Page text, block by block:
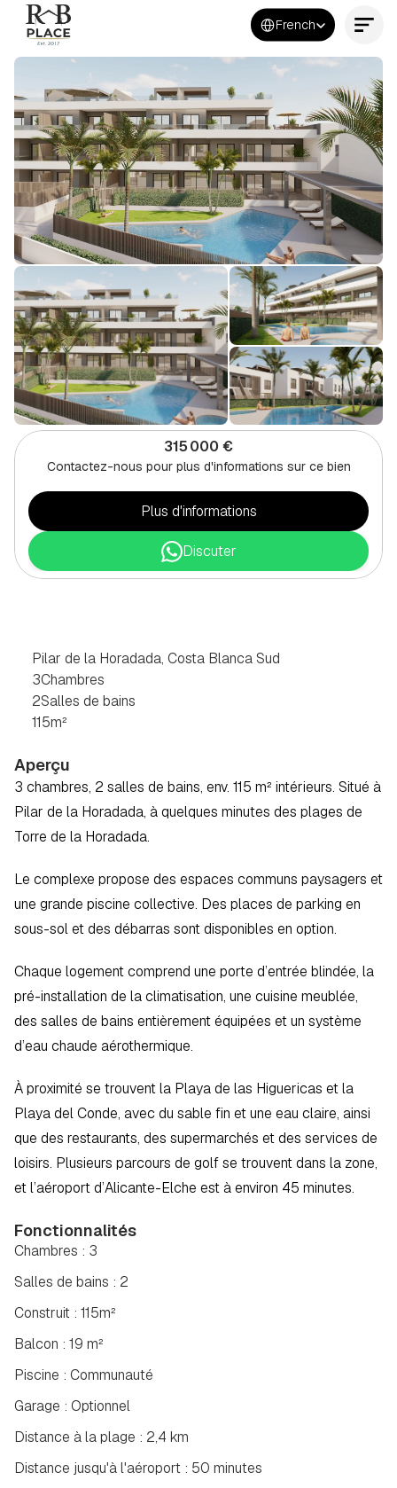
Select Language
French
Contactez-nous maintenant
315 000 €
Contactez-nous pour plus d'informations sur ce bien
Plus d'informations
Discuter
Pilar de la Horadada, Costa Blanca Sud
3Chambres
2Salles de bains
115m²
Aperçu
3 chambres, 2 salles de bains, env. 115 m² intérieurs. Situé à
Pilar de la Horadada, à quelques minutes des plages de
Torre de la Horadada.
Le complexe propose des espaces communs paysagers et
une grande piscine collective. Des places de parking en
sous-sol et des débarras sont disponibles en option.
Chaque logement comprend une porte d’entrée blindée, la
pré-installation de la climatisation, une cuisine meublée,
des salles de bains entièrement équipées et un système
d’eau chaude aérothermique.
À proximité se trouvent la Playa de las Higuericas et la
Playa del Conde, avec du sable fin et une eau claire, ainsi
que des restaurants, des supermarchés et des services de
loisirs. Plusieurs parcours de golf se trouvent dans la zone,
et l’aéroport d’Alicante-Elche est à environ 45 minutes.
Fonctionnalités
Salles de bains : 2
Construit : 115m²
Chambres : 3
Balcon : 19 m²
Piscine : Communauté
Garage : Optionnel
Distance à la plage : 2,4 km
Distance jusqu'à l'aéroport : 50 minutes